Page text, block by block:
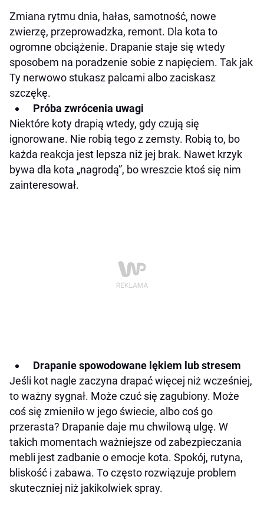
Zmiana rytmu dnia, hałas, samotność, nowe
zwierzę, przeprowadzka, remont. Dla kota to
ogromne obciążenie. Drapanie staje się wtedy
sposobem na poradzenie sobie z napięciem. Tak jak
Ty nerwowo stukasz palcami albo zaciskasz
szczękę.
Próba zwrócenia uwagi
Niektóre koty drapią wtedy, gdy czują się
ignorowane. Nie robią tego z zemsty. Robią to, bo
każda reakcja jest lepsza niż jej brak. Nawet krzyk
bywa dla kota „nagrodą”, bo wreszcie ktoś się nim
zainteresował.
Drapanie spowodowane lękiem lub stresem
Jeśli kot nagle zaczyna drapać więcej niż wcześniej,
to ważny sygnał. Może czuć się zagubiony. Może
coś się zmieniło w jego świecie, albo coś go
przerasta? Drapanie daje mu chwilową ulgę. W
takich momentach ważniejsze od zabezpieczania
mebli jest zadbanie o emocje kota. Spokój, rutyna,
bliskość i zabawa. To często rozwiązuje problem
skuteczniej niż jakikolwiek spray.